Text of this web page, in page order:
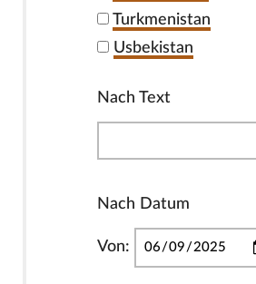
Turkmenistan
Usbekistan
Nach Text
Nach Datum
Von: